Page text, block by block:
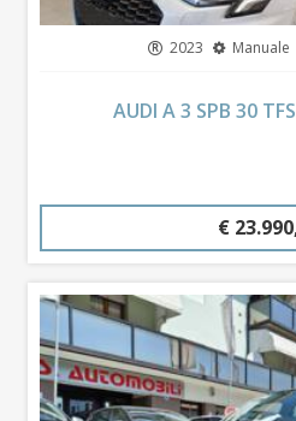
2023 Manuale
AUDI A 3 SPB 30
€